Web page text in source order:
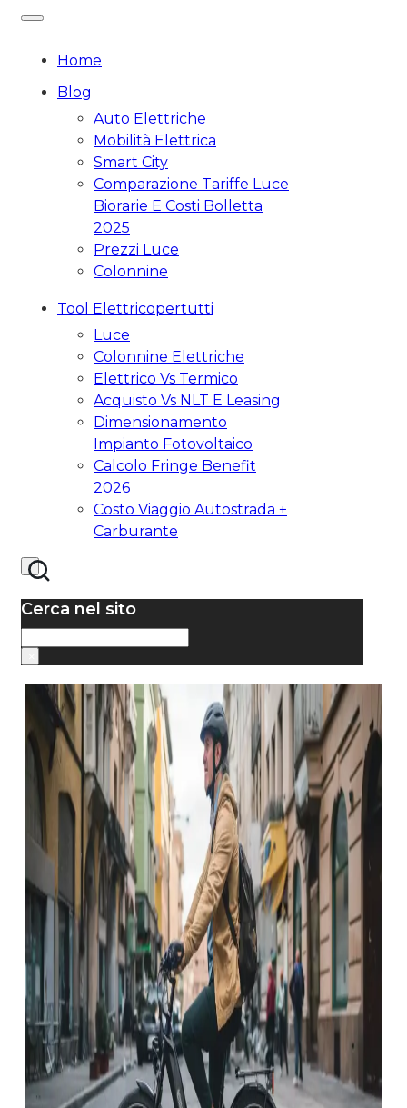
Home
Blog
Auto Elettriche
Mobilità Elettrica
Smart City
Comparazione Tariffe Luce
Biorarie E Costi Bolletta
2025
Prezzi Luce
Colonnine
Tool Elettricopertutti
Luce
Colonnine Elettriche
Elettrico Vs Termico
Acquisto Vs NLT E Leasing
Dimensionamento
Impianto Fotovoltaico
Calcolo Fringe Benefit
2026
Costo Viaggio Autostrada +
Carburante
Cerca nel sito